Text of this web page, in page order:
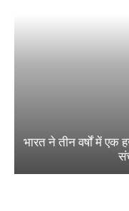
भारत ने तीन वर्षों में एक